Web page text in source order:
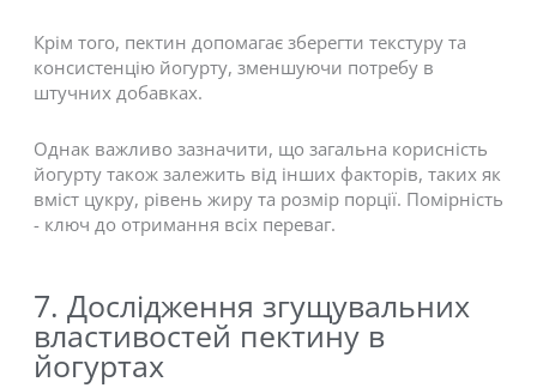
Крім того, пектин допомагає зберегти текстуру та
консистенцію йогурту, зменшуючи потребу в
штучних добавках.
Однак важливо зазначити, що загальна корисність
йогурту також залежить від інших факторів, таких як
вміст цукру, рівень жиру та розмір порції. Помірність
- ключ до отримання всіх переваг.
7. Дослідження згущувальних
властивостей пектину в
йогуртах